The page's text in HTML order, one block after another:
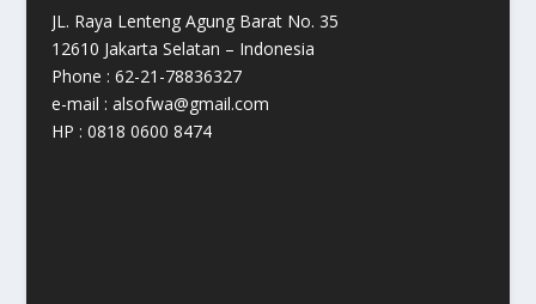
JL. Raya Lenteng Agung Barat No. 35
12610 Jakarta Selatan – Indonesia
Phone : 62-21-78836327
e-mail : alsofwa@gmail.com
HP : 0818 0600 8474